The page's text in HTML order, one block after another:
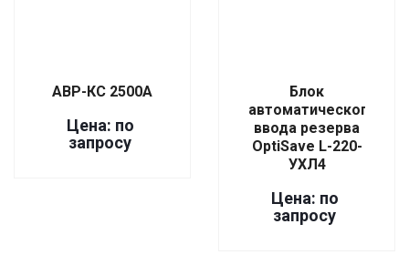
АВР-КС 2500А
Цена: по
запросу
Блок
автоматического
ввода резерва
OptiSave L-220-
УХЛ4
Цена: по
запросу